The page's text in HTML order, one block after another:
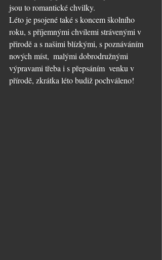
jsou to romantické chvilky.
Léto je psojené také s koncem školního
roku, s příjemnými chvílemi strávenými v
přirodě a s našimi blízkými, s poznáváním
nových míst,  malými dobrodružnými
výpravami třeba i s přepsáním  venku v
přírodě, zkrátka léto budiž pochváleno!